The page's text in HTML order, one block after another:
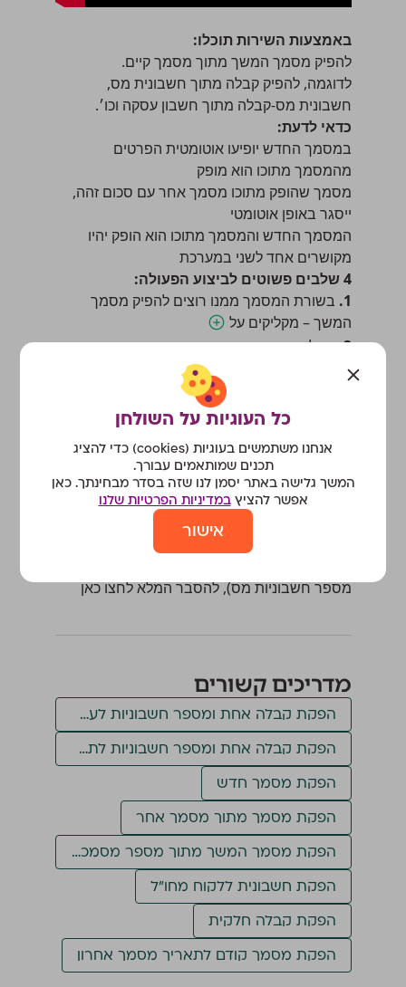
באמצעות השירות תוכלו:
להפיק מסמך המשך מתוך מסמך קיים.
לדוגמה, להפיק קבלה מתוך חשבונית מס,
חשבונית מס-קבלה מתוך חשבון עסקה וכו׳.
כדאי לדעת:
במסמך החדש יופיעו אוטומטית הפרטים
מהמסמך מתוכו הוא מופק
מסמך שהופק מתוכו מסמך אחר עם סכום זהה,
ייסגר באופן אוטומטי
המסמך החדש והמסמך מתוכו הוא הופק יהיו
מקושרים אחד לשני במערכת
4 שלבים פשוטים לביצוע הפעולה:
1. בשורת המסמך ממנו רוצים להפיק מסמך
המשך – מקליקים על
2. בחלונית שנפתחה, בוחרים את סוג המסמך
שרוצים להפיק.
משלימים את פרטי המסמך.
לוחצים על ״הפקת מסמך״.
רוצים לצפות במסמך המקושר?
נכנסים למסמך, מקליקים על כפתור הפעולות
ובתפריט שנפתח בוחרים ב״מסמכים מקושרים״
אפשר גם להפיק מסמך המשך מתוך מספר
מספר חשבוניות מס), להסבר המלאלחצו כאן
מדריכים קשורים
הפקת קבלה אחת ומספר חשבוניות לעסקת תשלומים באשראי
הפקת קבלה אחת ומספר חשבוניות לתשלום בצ׳קים דחויים
הפקת מסמך חדש
הפקת מסמך מתוך מסמך אחר
הפקת מסמך המשך מתוך מספר מסמכים
הפקת חשבונית ללקוח מחו״ל
הפקת קבלה חלקית
הפקת מסמך קודם לתאריך מסמך אחרון
כל העוגיות על השולחן
אנחנו משתמשים בעוגיות (cookies) כדי להציג
תכנים שמותאמים עבורך.
המשך גלישה באתר יסמן לנו שזה בסדר מבחינתך. כאן
אפשר להציץבמדיניות הפרטיות שלנו
אישור